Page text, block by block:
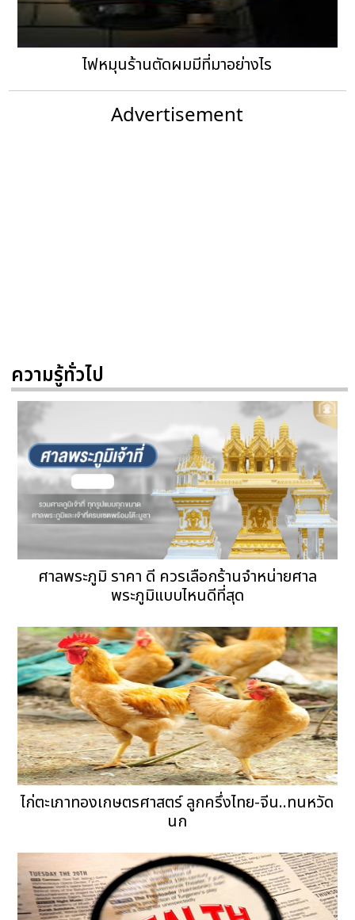
ไฟหมุนร้านตัดผมมีที่มาอย่างไร
Advertisement
ความรู้ทั่วไป
ศาลพระภูมิ ราคา ดี ควรเลือกร้านจำหน่ายศาล
พระภูมิแบบไหนดีที่สุด
ไก่ตะเภาทองเกษตรศาสตร์ ลูกครึ่งไทย-จีน..ทนหวัด
นก